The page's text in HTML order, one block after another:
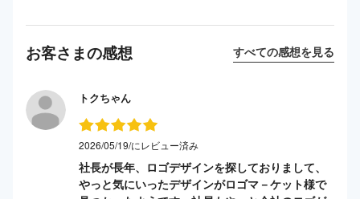
お客さまの感想 すべての感想を見る
トクちゃん
2026/05/19/にレビュー済み
社長が長年、ロゴデザインを探しておりまして、
やっと気にいったデザインがロゴマ－ケット様で